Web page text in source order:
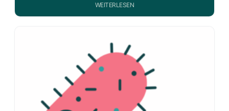
WEITERLESEN